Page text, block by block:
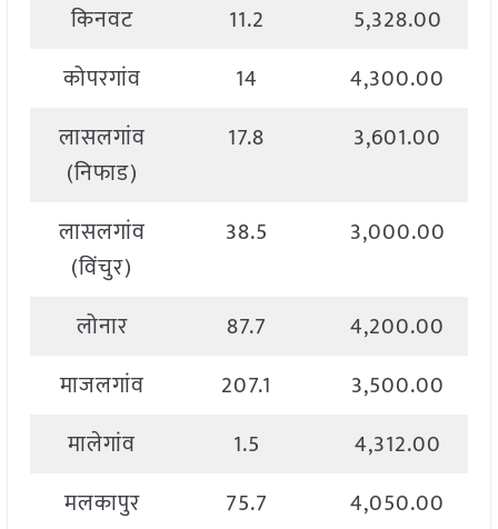
किनवट
11.2
5,328.00
कोपरगांव
14
4,300.00
लासलगांव
(निफाड)
17.8 3,601.00
लासलगांव
(विंचुर)
38.5 3,000.00
लोनार 87.7
4,200.00
माजलगांव
207.1
3,500.00
मालेगांव
1.5
4,312.00
मलकापुर
75.7 4,050.00